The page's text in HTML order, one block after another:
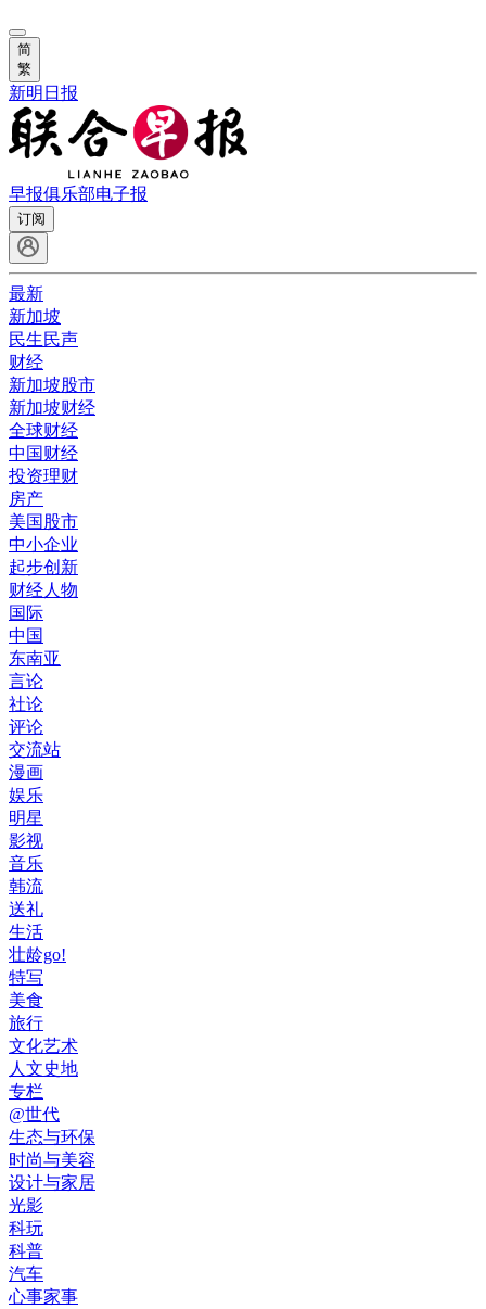
简
繁
新明日报
早报俱乐部电子报
订阅
最新
新加坡
民生民声
财经
新加坡股市
新加坡财经
全球财经
中国财经
投资理财
房产
美国股市
中小企业
起步创新
财经人物
国际
中国
东南亚
言论
社论
评论
交流站
漫画
娱乐
明星
影视
音乐
韩流
送礼
生活
壮龄go!
特写
美食
旅行
文化艺术
人文史地
专栏
@世代
生态与环保
时尚与美容
设计与家居
光影
科玩
科普
汽车
心事家事